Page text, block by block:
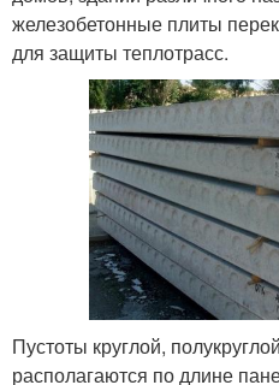
железобетонные плиты
для защиты теплотрасс.
Пустоты круглой,
располагаются по длине